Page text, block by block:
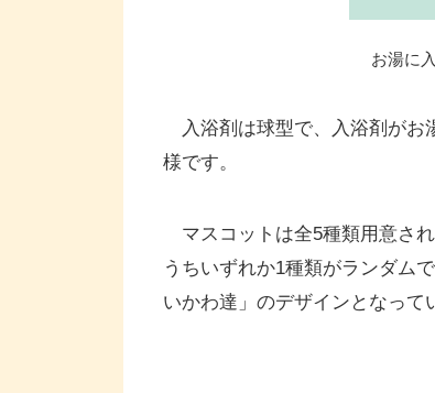
お湯に
入浴剤は球型で、入浴剤がお
様です。
マスコットは全5種類用意さ
うちいずれか1種類がランダム
いかわ達」のデザインとなって